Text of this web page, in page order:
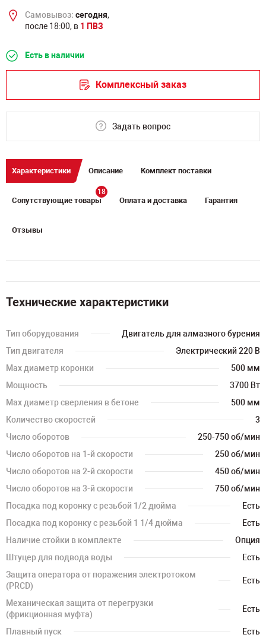
Самовывоз: сегодня,
после 18:00, в 1 ПВЗ
Есть в наличии
Комплексный заказ
Задать вопрос
Характеристики Описание Комплект поставки
Сопутствующие товары
18
Оплата и доставка Гарантия
Отзывы
Технические характеристики
Тип оборудования
Двигатель для алмазного бурения
Тип двигателя
Электрический 220 В
Мах диаметр коронки
500 мм
Мощность
3700 Вт
Мах диаметр сверления в бетоне
500 мм
Количество скоростей
3
Число оборотов
250-750 об/мин
Число оборотов на 1-й скорости
250 об/мин
Число оборотов на 2-й скорости
450 об/мин
Число оборотов на 3-й скорости
750 об/мин
Посадка под коронку с резьбой 1/2 дюйма
Есть
Посадка под коронку с резьбой 1 1/4 дюйма
Есть
Наличие стойки в комплекте
Опция
Штуцер для подвода воды
Есть
Защита оператора от поражения электротоком
(PRCD)
Есть
Механическая защита от перегрузки
(фрикционная муфта)
Есть
Плавный пуск Есть